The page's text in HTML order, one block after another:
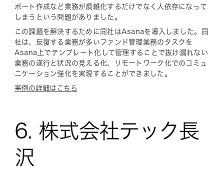
ポート作成など業務が煩雑化するだけでなく人依存になって
しまうという問題がありました。
この課題を解決するために同社はAsanaを導入しました。同
社は、反復する業務が多いファンド管理業務のタスクを
Asana上でテンプレート化して管理することで抜け漏れない
業務の遂行と状況の見える化、リモートワーク化でのコミュ
ニケーション強化を実現することができました。
事例の詳細はこちら
6. 株式会社テック長
沢